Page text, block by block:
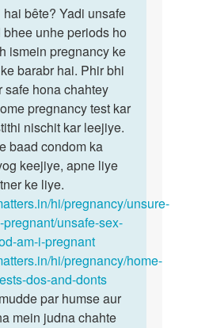
bête? Yadi unsafe
unhe periods ho
ismein pregnancy ke
barabr hai. Phir bhi
safe hona chahtey
pregnancy test kar
nischit kar leejiye.
baad condom ka
keejiye, apne liye
ke liye.
hi/pregnancy/unsure-
unsafe-sex-
am-i-pregnant
hi/pregnancy/home-
dos-and-donts
par humse aur
mein judna chahte